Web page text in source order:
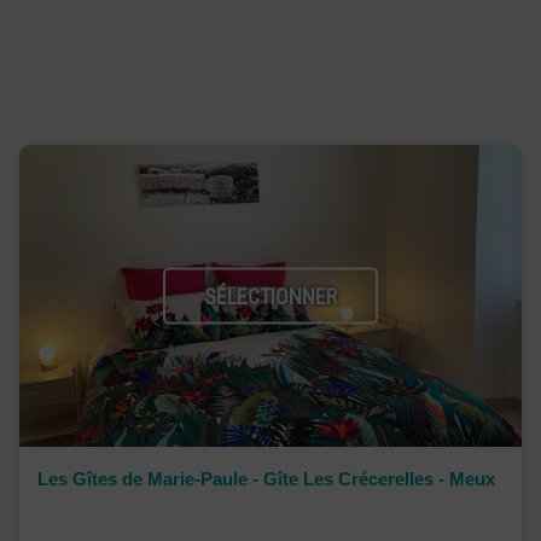
SÉLECTIONNER
Les Gîtes de Marie-Paule - Gîte Les Crécerelles - Meux